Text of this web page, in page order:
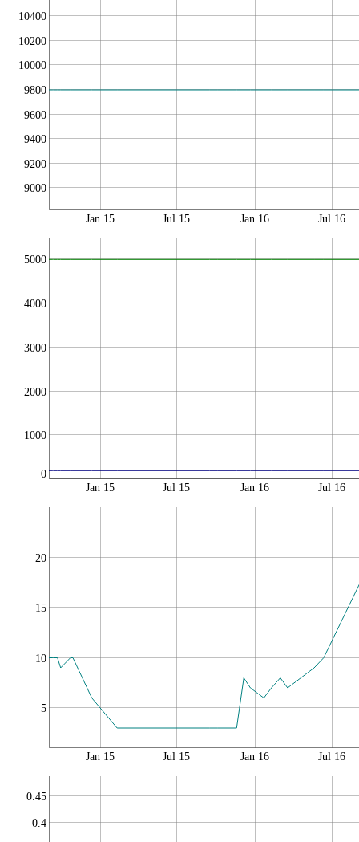
9000
9200
9400
9600
9800
10000
10200
10400
Jan 15 Jul 15 Jan 16 Jul 16
0
1000
2000
3000
4000
5000
Jan 15 Jul 15 Jan 16 Jul 16
5
10
15
20
Jan 15 Jul 15 Jan 16 Jul 16
0.4
0.45